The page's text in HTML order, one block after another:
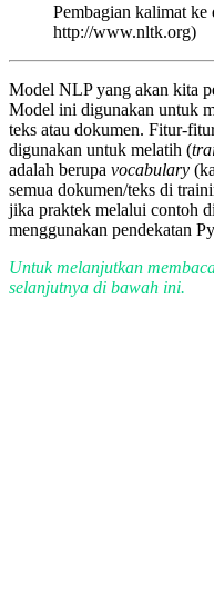
Pembagian kalimat ke
http://www.nltk.org)
Model NLP yang akan kita
Model ini digunakan untuk
teks atau dokumen. Fitur-
digunakan untuk melatih (
adalah berupa vocabulary
semua dokumen/teks di
jika praktek melalui contoh
menggunakan pendekatan
Untuk melanjutkan
selanjutnya di bawah ini.